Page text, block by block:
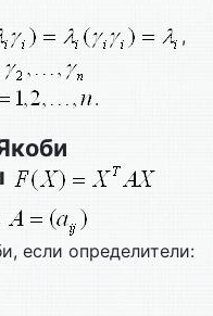
,
.
если определители: